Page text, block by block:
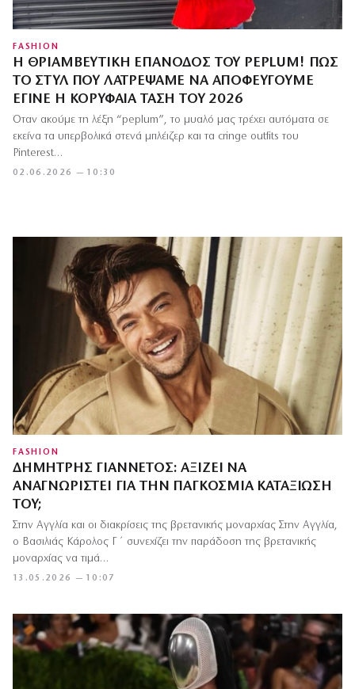
FASHION
Η ΘΡΙΑΜΒΕΥΤΙΚΉ ΕΠΆΝΟΔΟΣ ΤΟΥ PEPLUM! ΠΏΣ
ΤΟ ΣΤΥΛ ΠΟΥ ΛΑΤΡΈΨΑΜΕ ΝΑ ΑΠΟΦΕΎΓΟΥΜΕ
ΈΓΙΝΕ Η ΚΟΡΥΦΑΊΑ ΤΆΣΗ ΤΟΥ 2026
02.06.2026 — 10:30
Όταν ακούμε τη λέξη “peplum”, το μυαλό μας τρέχει αυτόματα σε
εκείνα τα υπερβολικά στενά μπλέιζερ και τα cringe outfits του
Pinterest…
FASHION
ΔΗΜΉΤΡΗΣ ΓΙΑΝΝΈΤΟΣ: ΑΞΊΖΕΙ ΝΑ
ΑΝΑΓΝΩΡΙΣΤΕΊ ΓΙΑ ΤΗΝ ΠΑΓΚΌΣΜΙΑ ΚΑΤΑΞΊΩΣΉ
ΤΟΥ;
13.05.2026 — 10:07
Στην Αγγλία και οι διακρίσεις της βρετανικής μοναρχίας Στην Αγγλία,
ο Βασιλιάς Κάρολος Γ΄ συνεχίζει την παράδοση της βρετανικής
μοναρχίας να τιμά…